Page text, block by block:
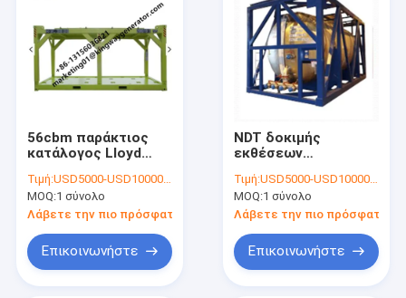
56cbm παράκτιος
κατάλογος LIoyd
μεταφορικών
κιβωτίων CSC
επικυρωμένος
Τιμή:USD5000-USD10000/set
MOQ:1 σύνολο
Λάβετε την πιο πρόσφατη τιμή
Επικοινωνήστε
NDT δοκιμής
εκθέσεων
παράκτια
μεταφορικών
κιβωτίων δεξαμενή
πλαισίων
εξοπλισμού
ανυψωτική
Τιμή:USD5000-USD10000/set
MOQ:1 σύνολο
Λάβετε την πιο πρόσφατη
Επικοινωνήστε